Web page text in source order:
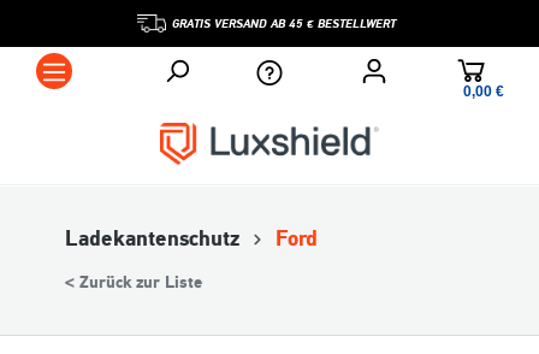
GRATIS VERSAND AB 45 € BESTELLWERT
0,00 €*
Ladekantenschutz Ford
< Zurück zur Liste